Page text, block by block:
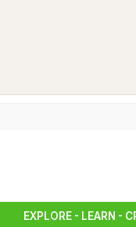
EXPLORE - LEARN -